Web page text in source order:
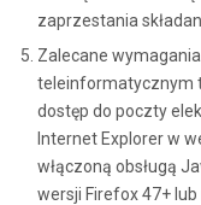
zaprzestania
Zalecane
teleinformatycznym
dostęp do poczty
Internet Explorer w
włączoną obsługą
wersji Firefox 47+